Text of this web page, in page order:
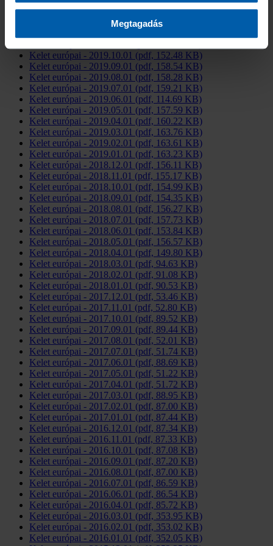
Megtagadás
Kelet európai - 2020.02.01 (pdf, 153.59 KB)
Kelet európai - 2020.01.01 (pdf, 152.29 KB)
Kelet európai - 2019.10.01 (pdf, 152.48 KB)
Kelet európai - 2019.09.01 (pdf, 158.54 KB)
Kelet európai - 2019.08.01 (pdf, 158.28 KB)
Kelet európai - 2019.07.01 (pdf, 159.21 KB)
Kelet európai - 2019.06.01 (pdf, 114.69 KB)
Kelet európai - 2019.05.01 (pdf, 157.59 KB)
Kelet európai - 2019.04.01 (pdf, 160.22 KB)
Kelet európai - 2019.03.01 (pdf, 163.76 KB)
Kelet európai - 2019.02.01 (pdf, 163.61 KB)
Kelet európai - 2019.01.01 (pdf, 163.23 KB)
Kelet európai - 2018.12.01 (pdf, 156.11 KB)
Kelet európai - 2018.11.01 (pdf, 155.17 KB)
Kelet európai - 2018.10.01 (pdf, 154.99 KB)
Kelet európai - 2018.09.01 (pdf, 154.35 KB)
Kelet európai - 2018.08.01 (pdf, 156.27 KB)
Kelet európai - 2018.07.01 (pdf, 157.73 KB)
Kelet európai - 2018.06.01 (pdf, 153.84 KB)
Kelet európai - 2018.05.01 (pdf, 156.57 KB)
Kelet európai - 2018.04.01 (pdf, 149.80 KB)
Kelet európai - 2018.03.01 (pdf, 94.63 KB)
Kelet európai - 2018.02.01 (pdf, 91.08 KB)
Kelet európai - 2018.01.01 (pdf, 90.53 KB)
Kelet európai - 2017.12.01 (pdf, 53.46 KB)
Kelet európai - 2017.11.01 (pdf, 52.80 KB)
Kelet európai - 2017.10.01 (pdf, 89.52 KB)
Kelet európai - 2017.09.01 (pdf, 89.44 KB)
Kelet európai - 2017.08.01 (pdf, 52.01 KB)
Kelet európai - 2017.07.01 (pdf, 51.74 KB)
Kelet európai - 2017.06.01 (pdf, 88.69 KB)
Kelet európai - 2017.05.01 (pdf, 51.22 KB)
Kelet európai - 2017.04.01 (pdf, 51.72 KB)
Kelet európai - 2017.03.01 (pdf, 88.95 KB)
Kelet európai - 2017.02.01 (pdf, 87.00 KB)
Kelet európai - 2017.01.01 (pdf, 87.44 KB)
Kelet európai - 2016.12.01 (pdf, 87.34 KB)
Kelet európai - 2016.11.01 (pdf, 87.33 KB)
Kelet európai - 2016.10.01 (pdf, 87.08 KB)
Kelet európai - 2016.09.01 (pdf, 87.20 KB)
Kelet európai - 2016.08.01 (pdf, 87.00 KB)
Kelet európai - 2016.07.01 (pdf, 86.59 KB)
Kelet európai - 2016.06.01 (pdf, 86.54 KB)
Kelet európai - 2016.04.01 (pdf, 85.72 KB)
Kelet európai - 2016.03.01 (pdf, 353.95 KB)
Kelet európai - 2016.02.01 (pdf, 353.02 KB)
Kelet európai - 2016.01.01 (pdf, 352.05 KB)